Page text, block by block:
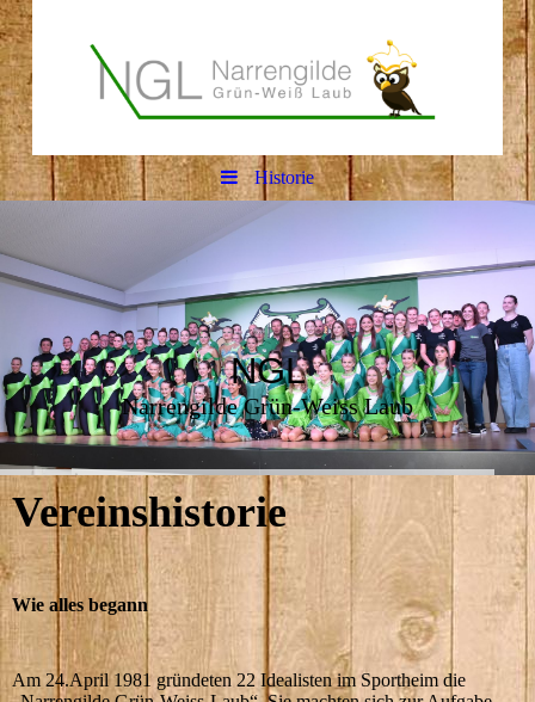
Historie
NGL
Narrengilde Grün-Weiss Laub
Vereinshistorie
Wie alles begann
Am 24.April 1981 gründeten 22 Idealisten im Sportheim die